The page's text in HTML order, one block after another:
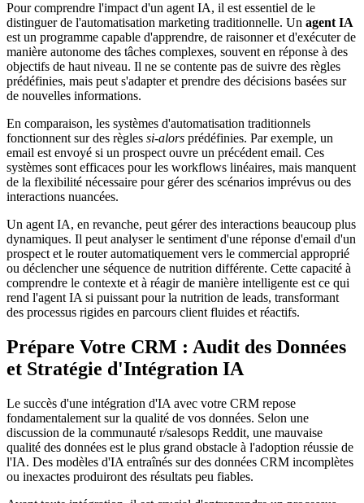
Pour comprendre l'impact d'un agent IA, il est essentiel de le
distinguer de l'automatisation marketing traditionnelle. Un agent IA
est un programme capable d'apprendre, de raisonner et d'exécuter de
manière autonome des tâches complexes, souvent en réponse à des
objectifs de haut niveau. Il ne se contente pas de suivre des règles
prédéfinies, mais peut s'adapter et prendre des décisions basées sur
de nouvelles informations.
En comparaison, les systèmes d'automatisation traditionnels
fonctionnent sur des règles si-alors prédéfinies. Par exemple, un
email est envoyé si un prospect ouvre un précédent email. Ces
systèmes sont efficaces pour les workflows linéaires, mais manquent
de la flexibilité nécessaire pour gérer des scénarios imprévus ou des
interactions nuancées.
Un agent IA, en revanche, peut gérer des interactions beaucoup plus
dynamiques. Il peut analyser le sentiment d'une réponse d'email d'un
prospect et le router automatiquement vers le commercial approprié
ou déclencher une séquence de nutrition différente. Cette capacité à
comprendre le contexte et à réagir de manière intelligente est ce qui
rend l'agent IA si puissant pour la nutrition de leads, transformant
des processus rigides en parcours client fluides et réactifs.
Prépare Votre CRM : Audit des Données
et Stratégie d'Intégration IA
Le succès d'une intégration d'IA avec votre CRM repose
fondamentalement sur la qualité de vos données. Selon une
discussion de la communauté r/salesops Reddit, une mauvaise
qualité des données est le plus grand obstacle à l'adoption réussie de
l'IA. Des modèles d'IA entraînés sur des données CRM incomplètes
ou inexactes produiront des résultats peu fiables.